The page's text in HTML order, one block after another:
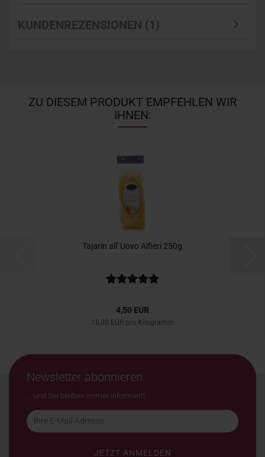
KUNDENREZENSIONEN (1)
ZU DIESEM PRODUKT EMPFEHLEN WIR
IHNEN:
Tajarin all' Uovo Alfieri 250g
4,50 EUR
18,00 EUR pro Kilogramm
Newsletter abonnieren
... und Sie bleiben immer informiert!